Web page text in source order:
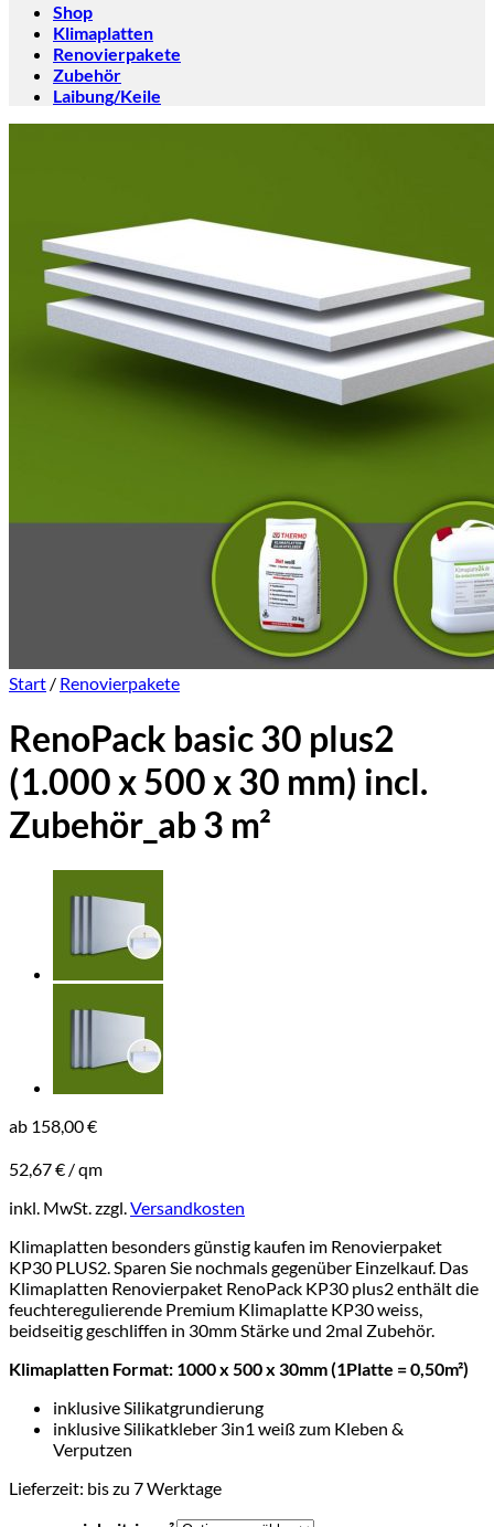
Shop
Klimaplatten
Renovierpakete
Zubehör
Laibung/Keile
Start / Renovierpakete
RenoPack basic 30 plus2
(1.000 x 500 x 30 mm) incl.
Zubehör_ab 3 m²
ab 158,00€
52,67€ /qm
inkl. MwSt.zzgl.Versandkosten
Klimaplatten besonders günstig kaufen im Renovierpaket
KP30 PLUS2. Sparen Sie nochmals gegenüber Einzelkauf. Das
Klimaplatten Renovierpaket RenoPack KP30 plus2 enthält die
feuchteregulierende Premium Klimaplatte KP30 weiss,
beidseitig geschliffen in 30mm Stärke und 2mal Zubehör.
Klimaplatten Format: 1000 x 500 x 30mm (1Platte = 0,50m²)
inklusive Silikatgrundierung
inklusive Silikatkleber 3in1 weiß zum Kleben &
Verputzen
Lieferzeit: bis zu 7 Werktage